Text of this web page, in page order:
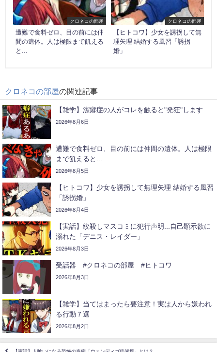
クロネコの部屋
遭難で食料ゼロ、目の前には仲
間の遺体。人は極限まで飢える
と...
クロネコの部屋
【ヒトコワ】少女を誘拐して無
理矢理 結婚する風習「誘拐
婚」
クロネコの部屋の関連記事
【雑学】潔癖症の人がコレを触ると"発狂"します
2026年8月6日
遭難で食料ゼロ、目の前には仲間の遺体。人は極限
まで飢えると...
2026年8月5日
【ヒトコワ】少女を誘拐して無理矢理 結婚する風習
「誘拐婚」
2026年8月4日
【実話】絞殺しマスコミに犯行声明...自己顕示欲に
溺れた「デニス・レイダー」
2026年8月3日
受話器 #クロネコの部屋 #ヒトコワ
2026年8月3日
【雑学】当てはまったら要注意！実は人から嫌われ
る行動７選
2026年8月2日